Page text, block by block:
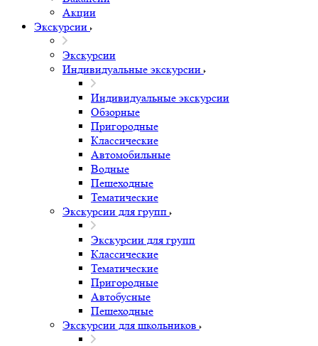
Акции
Экскурсии
Экскурсии
Индивидуальные экскурсии
Индивидуальные экскурсии
Обзорные
Пригородные
Классические
Автомобильные
Водные
Пешеходные
Тематические
Экскурсии для групп
Экскурсии для групп
Классические
Тематические
Пригородные
Автобусные
Пешеходные
Экскурсии для школьников